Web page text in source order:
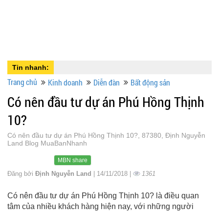
Tin nhanh:
Trang chủ Kinh doanh Diễn đàn Bất động sản
Có nên đầu tư dự án Phú Hồng Thịnh
10?
Có nên đầu tư dự án Phú Hồng Thịnh 10?, 87380, Định Nguyễn
Land Blog MuaBanNhanh
MBN share
Đăng bởi Định Nguyễn Land | 14/11/2018 | 1361
Có nên đầu tư dự án Phú Hồng Thịnh 10? là điều quan
tâm của nhiều khách hàng hiện nay, với những người